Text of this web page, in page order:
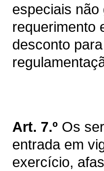
especiais
requerimento
desconto
Art. 7.º Os
entrada em
exercício,